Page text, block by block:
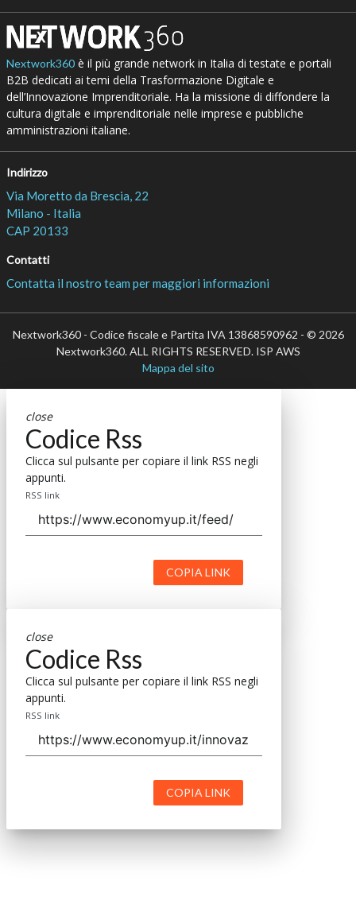
Nextwork360è il più grande network in Italia di testate e portali
B2B dedicati ai temi della Trasformazione Digitale e
dell’Innovazione Imprenditoriale. Ha la missione di diffondere la
cultura digitale e imprenditoriale nelle imprese e pubbliche
amministrazioni italiane.
Indirizzo
Via Moretto da Brescia, 22
Milano - Italia
CAP 20133
Contatti
Contatta il nostro team per maggiori informazioni
Nextwork360 - Codice fiscale e Partita IVA 13868590962 - © 2026
Nextwork360. ALL RIGHTS RESERVED. ISP AWS
Mappa del sito
close
Codice Rss
Clicca sul pulsante per copiare il link RSS negli
appunti.
RSS link
COPIA LINK
close
Codice Rss
Clicca sul pulsante per copiare il link RSS negli
appunti.
RSS link
COPIA LINK